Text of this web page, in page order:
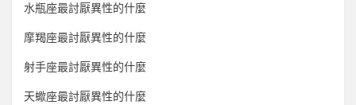
水瓶座最討厭異性的什麼
摩羯座最討厭異性的什麼
射手座最討厭異性的什麼
天蠍座最討厭異性的什麼